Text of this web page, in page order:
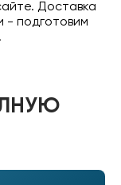
Доставка
- подготовим